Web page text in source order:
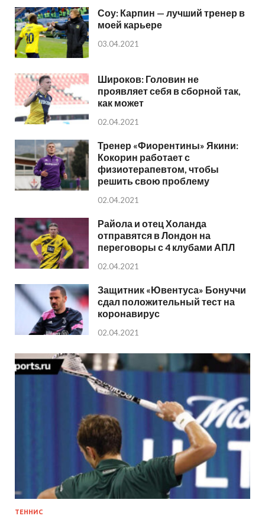
Соу: Карпин — лучший тренер в
моей карьере
03.04.2021
Широков: Головин не
проявляет себя в сборной так,
как может
02.04.2021
Тренер «Фиорентины» Якини:
Кокорин работает с
физиотерапевтом, чтобы
решить свою проблему
02.04.2021
Райола и отец Холанда
отправятся в Лондон на
переговоры с 4 клубами АПЛ
02.04.2021
Защитник «Ювентуса» Бонуччи
сдал положительный тест на
коронавирус
02.04.2021
ТЕННИС